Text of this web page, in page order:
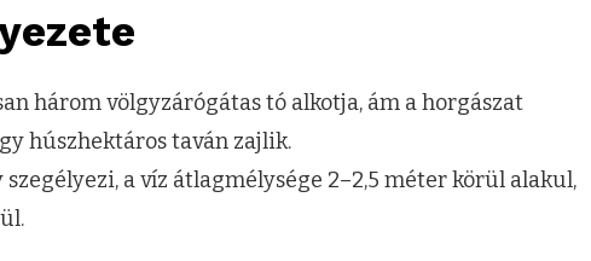
három völgyzárógátas tó alkotja, ám a horgászat
húszhektáros taván zajlik.
szegélyezi, a víz átlagmélysége 2–2,5 méter körül alakul,